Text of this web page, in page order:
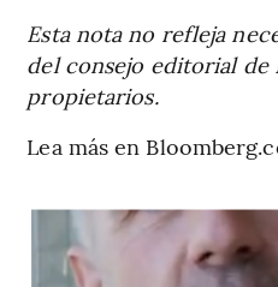
Esta nota no refleja
del consejo editorial de
propietarios.
Lea más en